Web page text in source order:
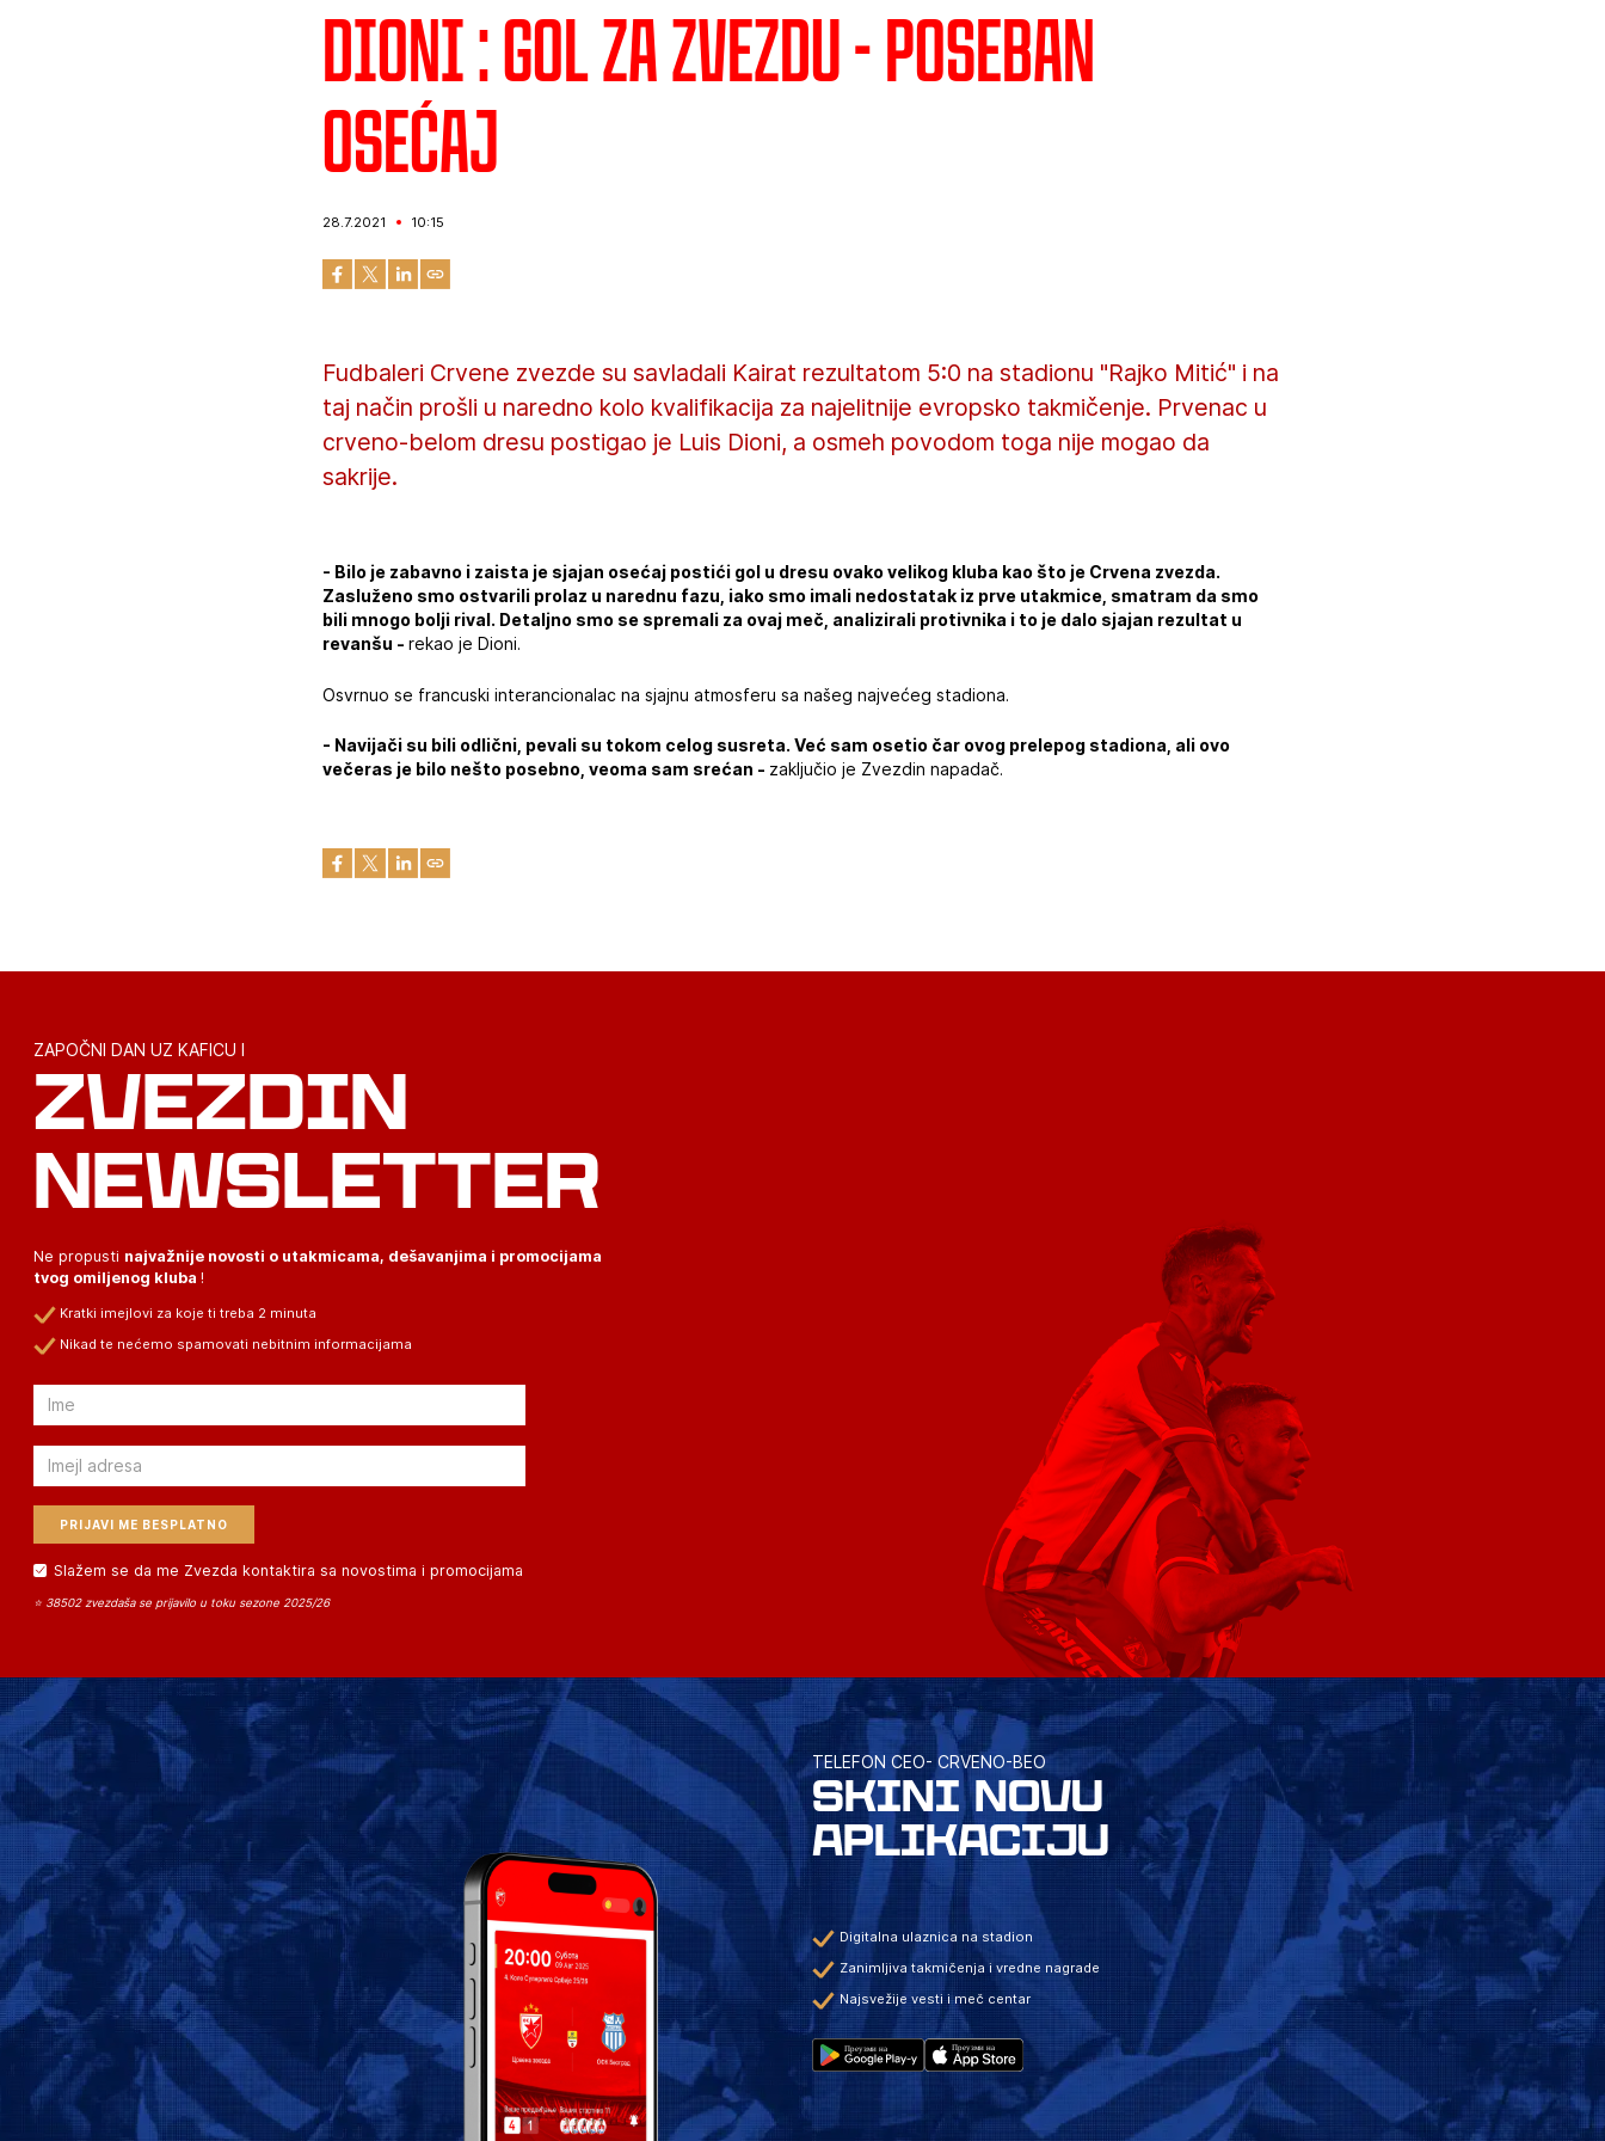
Dioni : Gol za Zvezdu - poseban
osećaj
28.7.2021 10:15
Fudbaleri Crvene zvezde su savladali Kairat rezultatom 5:0 na stadionu "Rajko Mitić" i na
taj način prošli u naredno kolo kvalifikacija za najelitnije evropsko takmičenje. Prvenac u
crveno-belom dresu postigao je Luis Dioni, a osmeh povodom toga nije mogao da
sakrije.
- Bilo je zabavno i zaista je sjajan osećaj postići gol u dresu ovako velikog kluba kao što je Crvena zvezda.
Zasluženo smo ostvarili prolaz u narednu fazu, iako smo imali nedostatak iz prve utakmice, smatram da smo
bili mnogo bolji rival. Detaljno smo se spremali za ovaj meč, analizirali protivnika i to je dalo sjajan rezultat u
revanšu -rekao je Dioni.
Osvrnuo se francuski interancionalac na sjajnu atmosferu sa našeg najvećeg stadiona.
- Navijači su bili odlični, pevali su tokom celog susreta. Već sam osetio čar ovog prelepog stadiona, ali ovo
večeras je bilo nešto posebno, veoma sam srećan - zaključio je Zvezdin napadač.
ZAPOČNI DAN UZ KAFICU I
ZVEZDIN
NEWSLETTER
Ne propusti najvažnije novosti o utakmicama, dešavanjima i promocijama
tvog omiljenog kluba !
Kratki imejlovi za koje ti treba 2 minuta
Nikad te nećemo spamovati nebitnim informacijama
Email
Email
Slažem se da me Zvezda kontaktira sa novostima i promocijama
⭐ 38502 zvezdaša se prijavilo u toku sezone 2025/26
TELEFON CEO- CRVENO-BEO
SKINI NOVU
APLIKACIJU
Digitalna ulaznica na stadion
Zanimljiva takmičenja i vredne nagrade
Najsvežije vesti i meč centar